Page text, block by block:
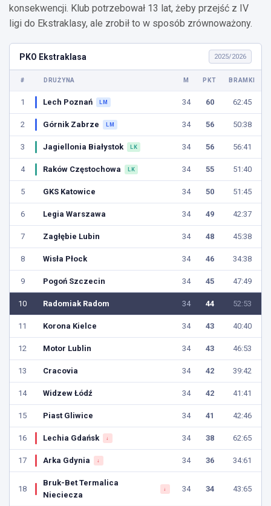
konsekwencji. Klub potrzebował 13 lat, żeby przejść z IV
ligi do Ekstraklasy, ale zrobił to w sposób zrównoważony.
PKO Ekstraklasa 2025/2026
# DRUŻYNA M PKT BRAMKI
1 Lech Poznań LM 34 60 62:45
2 Górnik Zabrze LM 34 56 50:38
3 Jagiellonia Białystok LK 34 56 56:41
4 Raków Częstochowa LK 34 55 51:40
5 GKS Katowice 34 50 51:45
6 Legia Warszawa 34 49 42:37
7 Zagłębie Lubin 34 48 45:38
8 Wisła Płock 34 46 34:38
9 Pogoń Szczecin 34 45 47:49
10 Radomiak Radom 34 44 52:53
11 Korona Kielce 34 43 40:40
12 Motor Lublin 34 43 46:53
13 Cracovia 34 42 39:42
14 Widzew Łódź 34 42 41:41
15 Piast Gliwice 34 41 42:46
16 Lechia Gdańsk ↓ 34 38 62:65
17 Arka Gdynia ↓ 34 36 34:61
18
Bruk-Bet Termalica
Nieciecza
↓ 34 34 43:65